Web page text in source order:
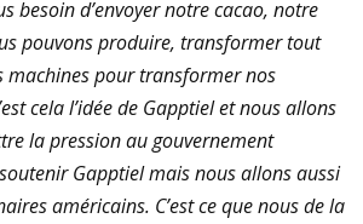
besoin d’envoyer notre cacao, notre
pouvons produire, transformer tout
machines pour transformer nos
cela l’idée de Gapptiel et nous allons
la pression au gouvernement
Gapptiel mais nous allons aussi
américains. C’est ce que nous de la